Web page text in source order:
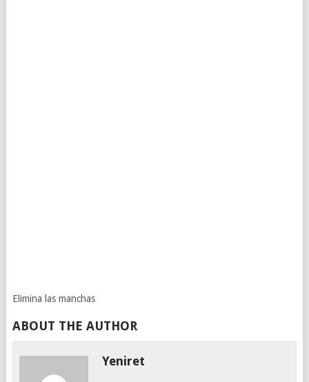
Elimina las manchas
ABOUT THE AUTHOR
Yeniret